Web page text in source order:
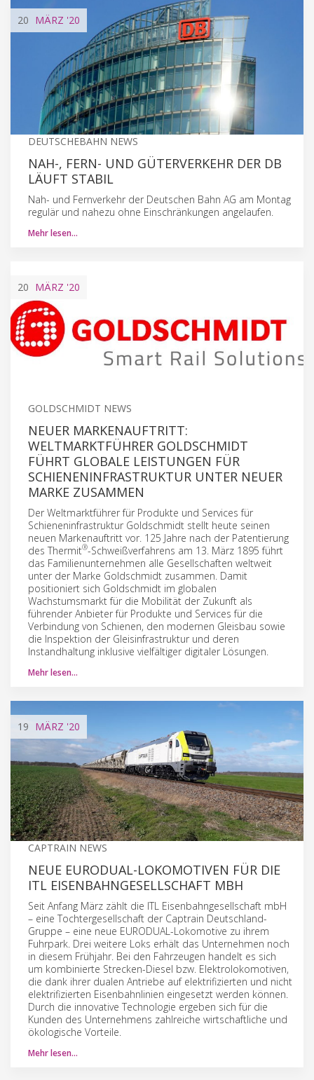
20 MÄRZ '20
DEUTSCHEBAHN NEWS
NAH-, FERN- UND GÜTERVERKEHR DER DB
LÄUFT STABIL
Nah- und Fernverkehr der Deutschen Bahn AG am Montag
regulär und nahezu ohne Einschränkungen angelaufen.
Mehr lesen…
20 MÄRZ '20
GOLDSCHMIDT NEWS
NEUER MARKENAUFTRITT:
WELTMARKTFÜHRER GOLDSCHMIDT
FÜHRT GLOBALE LEISTUNGEN FÜR
SCHIENENINFRASTRUKTUR UNTER NEUER
MARKE ZUSAMMEN
Der Weltmarktführer für Produkte und Services für
Schieneninfrastruktur Goldschmidt stellt heute seinen
neuen Markenauftritt vor. 125 Jahre nach der Patentierung
des Thermit®-Schweißverfahrens am 13. März 1895 führt
das Familienunternehmen alle Gesellschaften weltweit
unter der Marke Goldschmidt zusammen. Damit
positioniert sich Goldschmidt im globalen
Wachstumsmarkt für die Mobilität der Zukunft als
führender Anbieter für Produkte und Services für die
Verbindung von Schienen, den modernen Gleisbau sowie
die Inspektion der Gleisinfrastruktur und deren
Instandhaltung inklusive vielfältiger digitaler Lösungen.
Mehr lesen…
19 MÄRZ '20
CAPTRAIN NEWS
NEUE EURODUAL-LOKOMOTIVEN FÜR DIE
ITL EISENBAHNGESELLSCHAFT MBH
Seit Anfang März zählt die ITL Eisenbahngesellschaft mbH
– eine Tochtergesellschaft der Captrain Deutschland-
Gruppe – eine neue EURODUAL-Lokomotive zu ihrem
Fuhrpark. Drei weitere Loks erhält das Unternehmen noch
in diesem Frühjahr. Bei den Fahrzeugen handelt es sich
um kombinierte Strecken-Diesel bzw. Elektrolokomotiven,
die dank ihrer dualen Antriebe auf elektrifizierten und nicht
elektrifizierten Eisenbahnlinien eingesetzt werden können.
Durch die innovative Technologie ergeben sich für die
Kunden des Unternehmens zahlreiche wirtschaftliche und
ökologische Vorteile.
Mehr lesen…